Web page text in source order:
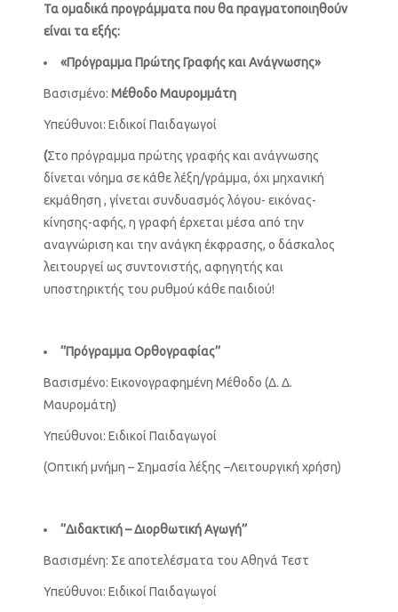
Τα ομαδικά προγράμματα που θα πραγματοποιηθούν
είναι τα εξής:
«Πρόγραμμα Πρώτης Γραφής και Ανάγνωσης»
Bασισμένο: Mέθοδο Μαυρομμάτη
Υπεύθυνοι: Ειδικοί Παιδαγωγοί
(Στο πρόγραμμα πρώτης γραφής και ανάγνωσης
δίνεται νόημα σε κάθε λέξη/γράμμα, όχι μηχανική
εκμάθηση , γίνεται συνδυασμός λόγου- εικόνας-
κίνησης-αφής, η γραφή έρχεται μέσα από την
αναγνώριση και την ανάγκη έκφρασης, ο δάσκαλος
λειτουργεί ως συντονιστής, αφηγητής και
υποστηρικτής του ρυθμού κάθε παιδιού!
‘’Πρόγραμμα Ορθογραφίας’’
Βασισμένο: Εικονογραφημένη Μέθοδο (Δ. Δ.
Μαυρομάτη)
Υπεύθυνοι: Ειδικοί Παιδαγωγοί
(Οπτική μνήμη – Σημασία λέξης –Λειτουργική χρήση)
‘’Διδακτική – Διορθωτική Αγωγή’’
Βασισμένη: Σε αποτελέσματα του Αθηνά Τεστ
Υπεύθυνοι: Ειδικοί Παιδαγωγοί